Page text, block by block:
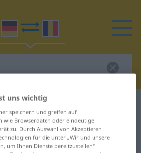
Wörterbuch
Übersetzung
uns wichtig
speichern und greifen auf
wie Browserdaten oder eindeutige
zu. Durch Auswahl von Akzeptieren
für die unter „Wir und unsere
um Ihnen Dienste bereitzustellen“